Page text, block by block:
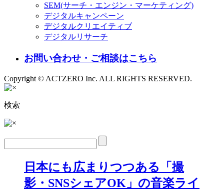
SEM(サーチ・エンジン・マーケティング)
デジタルキャンペーン
デジタルクリエイティブ
デジタルリサーチ
お問い合わせ・ご相談はこちら
Copyright © ACTZERO Inc. ALL RIGHTS RESERVED.
検索
日本にも広まりつつある「撮
影・SNSシェアOK」の音楽ライ